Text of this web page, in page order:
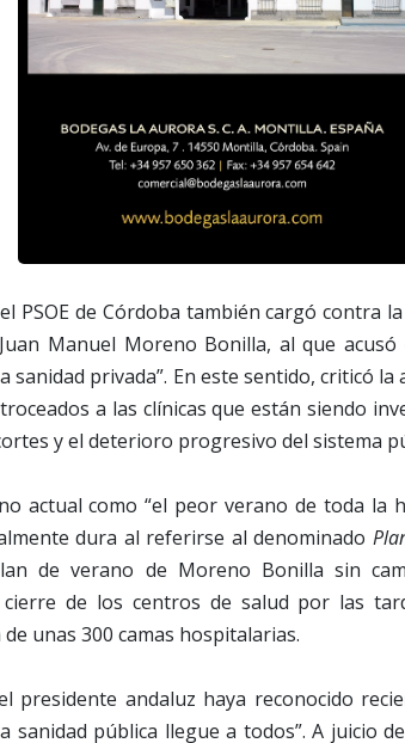
PSOE de Córdoba también cargó contra
Manuel Moreno Bonilla, al que acusó
sanidad privada”. En este sentido, criticó la
a las clínicas que están siendo
y el deterioro progresivo del sistema
actual como “el peor verano de toda la
dura al referirse al denominado
de verano de Moreno Bonilla sin
cierre de los centros de salud por las
unas 300 camas hospitalarias.
presidente andaluz haya reconocido
sanidad pública llegue a todos”. A juicio